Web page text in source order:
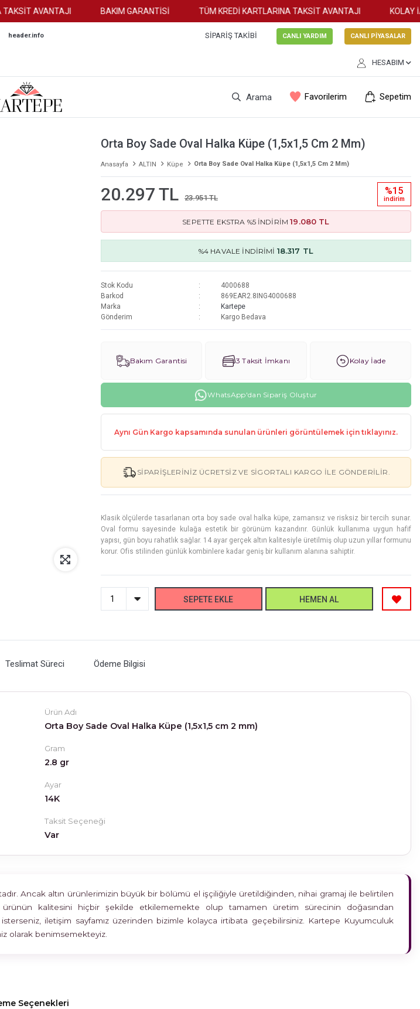
AVANTAJI BAKIM GARANTİSİ TÜM KREDİ KARTLARINA TAKSİT AVANTAJI KOLAY
header.info SIPARIŞ TAKIBI CANLI YARDIM CANLI PİYASALAR
HESABIM
Arama Favorilerim Sepetim
Orta Boy Sade Oval Halka Küpe (1,5x1,5 Cm 2 Mm)
Anasayfa ALTIN Küpe Orta Boy Sade Oval Halka Küpe (1,5x1,5 Cm 2 Mm)
20.297 TL 23.951 TL
%15
i̇ndi̇ri̇m
SEPETTE EKSTRA %5 İNDİRİM19.080 TL
%4 HAVALE İNDİRİMİ 18.317 TL
Stok Kodu
4000688
Barkod
869EAR2.8ING4000688
Marka
Kartepe
Gönderim
Kargo Bedava
Bakım Garantisi 3 Taksit İmkanı Kolay İade
WhatsApp'dan Sipariş Oluştur
Aynı Gün Kargo kapsamında sunulan ürünleri görüntülemek için tıklayınız.
SIPARIŞLERINIZ ÜCRETSIZ VE SIGORTALI KARGO ILE GÖNDERILIR.
Klasik ölçülerde tasarlanan orta boy sade oval halka küpe, zamansız ve risksiz bir tercih sunar.
Oval formu sayesinde kulağa estetik bir görünüm kazandırır. Günlük kullanıma uygun hafif
yapısı, gün boyu rahatlık sağlar. 14 ayar gerçek altın kalitesiyle üretilmiş olup uzun yıllar formunu
korur. Ofis stilinden günlük kombinlere kadar geniş bir kullanım alanına sahiptir.
SEPETE EKLE HEMEN AL
Teslimat Süreci Ödeme Bilgisi
Ürün Adı
Orta Boy Sade Oval Halka Küpe (1,5x1,5 cm 2 mm)
Gram
2.8 gr
Ayar
14K
Taksit Seçeneği
Var
Ancak altın ürünlerimizin büyük bir bölümü el işçiliğiyle üretildiğinden, nihai gramaj ile belirtilen
kalitesini hiçbir şekilde etkilememekte olup tamamen üretim sürecinin doğasından
isterseniz, iletişim sayfamız üzerinden bizimle kolayca irtibata geçebilirsiniz. Kartepe Kuyumculuk
olarak benimsemekteyiz.
Seçenekleri